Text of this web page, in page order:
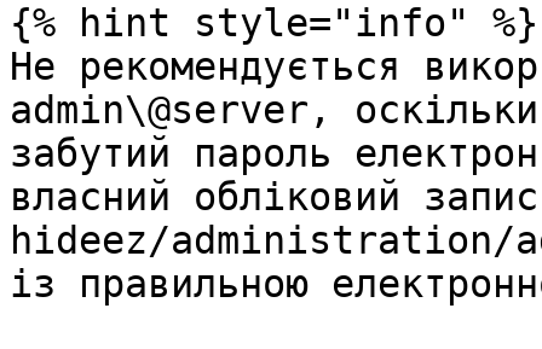
{% hint style="info" %}
Не рекомендується
admin\@server,
забутий пароль
власний обліковий
hideez/administration/
із правильною